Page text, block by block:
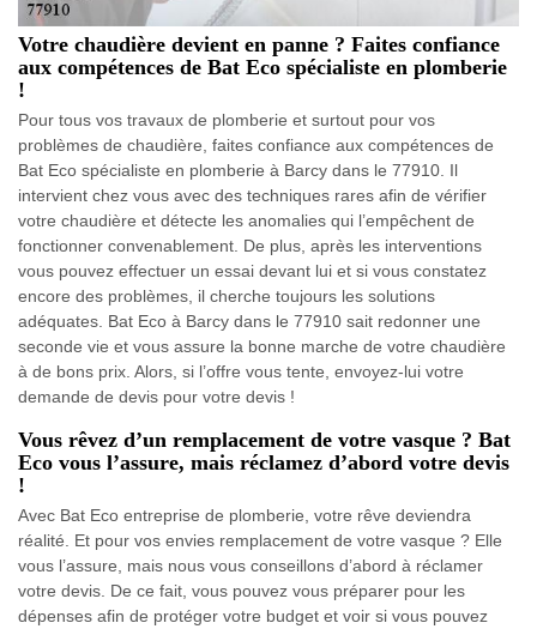
Votre chaudière devient en panne ? Faites confiance
aux compétences de Bat Eco spécialiste en plomberie
!
Pour tous vos travaux de plomberie et surtout pour vos
problèmes de chaudière, faites confiance aux compétences de
Bat Eco spécialiste en plomberie à Barcy dans le 77910. Il
intervient chez vous avec des techniques rares afin de vérifier
votre chaudière et détecte les anomalies qui l’empêchent de
fonctionner convenablement. De plus, après les interventions
vous pouvez effectuer un essai devant lui et si vous constatez
encore des problèmes, il cherche toujours les solutions
adéquates. Bat Eco à Barcy dans le 77910 sait redonner une
seconde vie et vous assure la bonne marche de votre chaudière
à de bons prix. Alors, si l’offre vous tente, envoyez-lui votre
demande de devis pour votre devis !
Vous rêvez d’un remplacement de votre vasque ? Bat
Eco vous l’assure, mais réclamez d’abord votre devis
!
Avec Bat Eco entreprise de plomberie, votre rêve deviendra
réalité. Et pour vos envies remplacement de votre vasque ? Elle
vous l’assure, mais nous vous conseillons d’abord à réclamer
votre devis. De ce fait, vous pouvez vous préparer pour les
dépenses afin de protéger votre budget et voir si vous pouvez